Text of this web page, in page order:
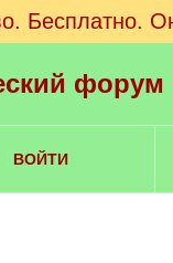
Бесплатно.
ВОЙТИ